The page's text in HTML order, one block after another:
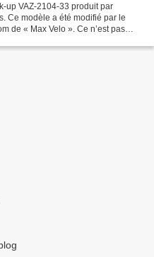
up VAZ-2104-33 produit par
Ce modèle a été modifié par le
de « Max Velo ». Ce n’est pas